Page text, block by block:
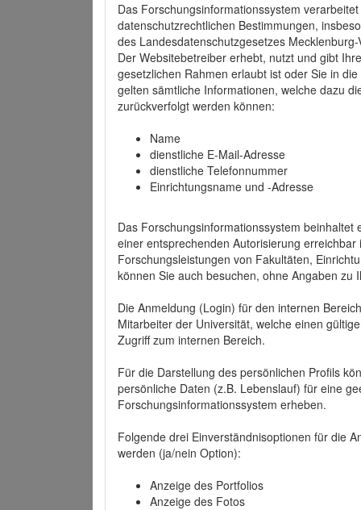
Das Forschungsinformationssystem
datenschutzrechtlichen Bestimmungen,
des Landesdatenschutzgesetzes
Der Websitebetreiber erhebt, nutzt und gibt
gesetzlichen Rahmen erlaubt ist oder Sie in
gelten sämtliche Informationen, welche dazu
zurückverfolgt werden können:
Name
dienstliche E-Mail-Adresse
dienstliche Telefonnummer
Einrichtungsname und -Adresse
Das Forschungsinformationssystem beinhaltet
einer entsprechenden Autorisierung
Forschungsleistungen von Fakultäten,
können Sie auch besuchen, ohne Angaben zu
Die Anmeldung (Login) für den internen
Mitarbeiter der Universität, welche einen
Zugriff zum internen Bereich.
Für die Darstellung des persönlichen Profils
persönliche Daten (z.B. Lebenslauf) für eine
Forschungsinformationssystem erheben.
Folgende drei Einverständnisoptionen für die
werden (ja/nein Option):
Anzeige des Portfolios
Anzeige des Fotos